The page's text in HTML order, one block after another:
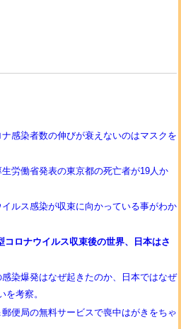
感染者数の伸びが衰えないのはマスクを
労働省発表の東京都の死亡者が19人か
イルス感染が収束に向かっている事がわか
コロナウイルス収束後の世界、日本はさ
染爆発はなぜ起きたのか、日本ではなぜ
を考察。
便局の無料サービスで喪中はがきをちゃ